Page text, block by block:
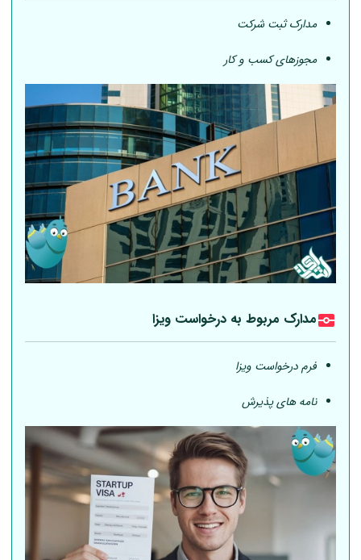
مدارک ثبت شرکت
مجوزهای کسب و کار
مدارک مربوط به درخواست ویزا
فرم درخواست ویزا
نامه های پذیرش